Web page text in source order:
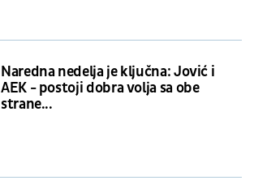
Naredna nedelja je ključna: Jović i
AEK - postoji dobra volja sa obe
strane...